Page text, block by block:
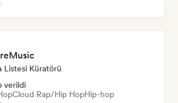
Listesi Küratörü
verildi
Cloud Rap/Hip HopHip-hop